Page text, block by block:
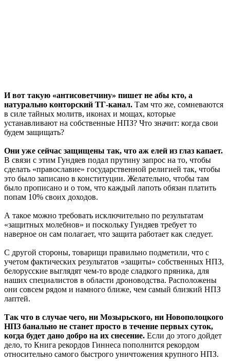
И вот такую «антисоветчину» пишет не абы кто, а
натурально конторский ТГ-канал. Там что же, сомневаются
в силе тайных молитв, иконах и мощах, которые
устанавливают на собственные НПЗ? Что значит: когда свои
будем защищать?
Они уже сейчас защищены так, что аж елей из глаз капает.
В связи с этим Гундяев подал прутину запрос на то, чтобы
сделать «православие» государственной религией так, чтобы
это было записано в конституции. Желательно, чтобы там
было прописано и о том, что каждый лапоть обязан платить
попам 10% своих доходов.
А такое можно требовать исключительно по результатам
«защитных молебнов» и поскольку Гундяев требует то
наверное он сам полагает, что защита работает как следует.
С другой стороны, товарищи правильно подметили, что с
учетом фактических результатов «защиты» собственных НПЗ,
белорусские выглядят чем-то вроде сладкого пряника, для
наших специалистов в области дроноводства. Расположены
они совсем рядом и намного ближе, чем самый близкий НПЗ
лаптей.
Так что в случае чего, ни Мозырьского, ни Новополоцкого
НПЗ банально не станет просто в течение первых суток,
когда будет дано добро на их снесение. Если до этого дойдет
дело, то Книга рекордов Гиннеса пополнится рекордом
относительно самого быстрого уничтожения крупного НПЗ.